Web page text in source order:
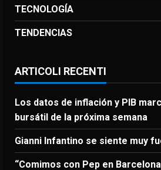
TECNOLOGÍA
TENDENCIAS
ARTICOLI RECENTI
Los datos de inflación y PIB
bursátil de la próxima semana
Gianni Infantino se siente muy
“Comimos con Pep en